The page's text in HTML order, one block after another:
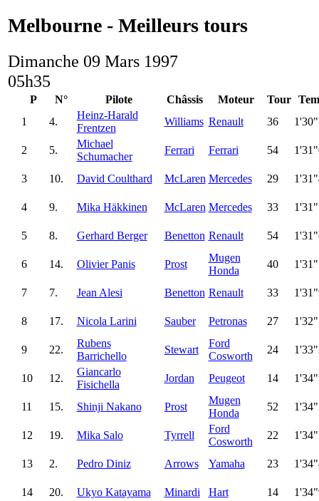
Melbourne - Meilleurs tours
Dimanche 09 Mars 1997
05h35
P N° Pilote Châssis Moteur Tour
1
4.
Heinz-Harald
Frentzen
Williams Renault 36
2 5.
Michael
Schumacher
Ferrari Ferrari 54
3 10. David Coulthard McLaren Mercedes 29
4 9. Mika Häkkinen McLaren Mercedes 33
5 8. Gerhard Berger Benetton Renault 54
6 14. Olivier Panis Prost
Mugen
Honda
40
7 7. Jean Alesi Benetton Renault 33
8 17. Nicola Larini Sauber Petronas 27
9 22.
Rubens
Barrichello
Stewart
Ford
Cosworth
24
10 12.
Giancarlo
Fisichella
Jordan Peugeot 14
11 15. Shinji Nakano Prost
Mugen
Honda
52
12 19. Mika Salo Tyrrell
Ford
Cosworth
22
13 2. Pedro Diniz Arrows Yamaha 23
14 20. Ukyo Katayama Minardi Hart 14